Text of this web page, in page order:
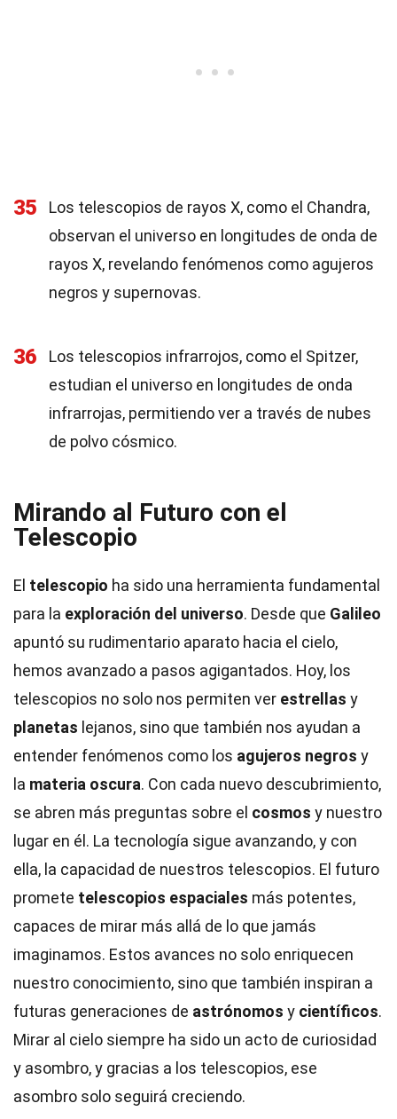
35
Los telescopios de rayos X, como el Chandra,
observan el universo en longitudes de onda de
rayos X, revelando fenómenos como agujeros
negros y supernovas.
36
Los telescopios infrarrojos, como el Spitzer,
estudian el universo en longitudes de onda
infrarrojas, permitiendo ver a través de nubes
de polvo cósmico.
Mirando al Futuro con el
Telescopio
El telescopio ha sido una herramienta fundamental
para la exploración del universo. Desde que Galileo
apuntó su rudimentario aparato hacia el cielo,
hemos avanzado a pasos agigantados. Hoy, los
telescopios no solo nos permiten ver estrellas y
planetas lejanos, sino que también nos ayudan a
entender fenómenos como los agujeros negros y
la materia oscura. Con cada nuevo descubrimiento,
se abren más preguntas sobre el cosmos y nuestro
lugar en él. La tecnología sigue avanzando, y con
ella, la capacidad de nuestros telescopios. El futuro
promete telescopios espaciales más potentes,
capaces de mirar más allá de lo que jamás
imaginamos. Estos avances no solo enriquecen
nuestro conocimiento, sino que también inspiran a
futuras generaciones de astrónomos y científicos.
Mirar al cielo siempre ha sido un acto de curiosidad
y asombro, y gracias a los telescopios, ese
asombro solo seguirá creciendo.